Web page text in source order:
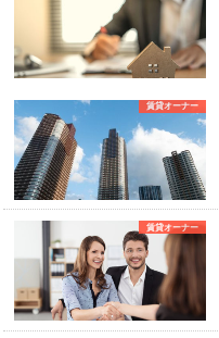
賃貸オーナー
賃貸オーナー